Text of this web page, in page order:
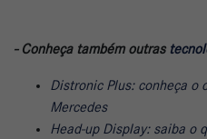
- Conheça também outras
Distronic Plus: conheça o
Mercedes
Head-up Display: saiba o